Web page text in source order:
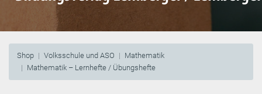
Shop Volksschule und ASO
Mathematik
Mathematik – Lernhefte / Übungshefte